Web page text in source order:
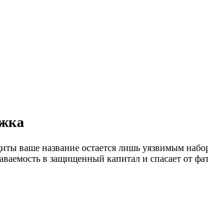
ваше название остается лишь уязвимым
в защищенный капитал и спасает от